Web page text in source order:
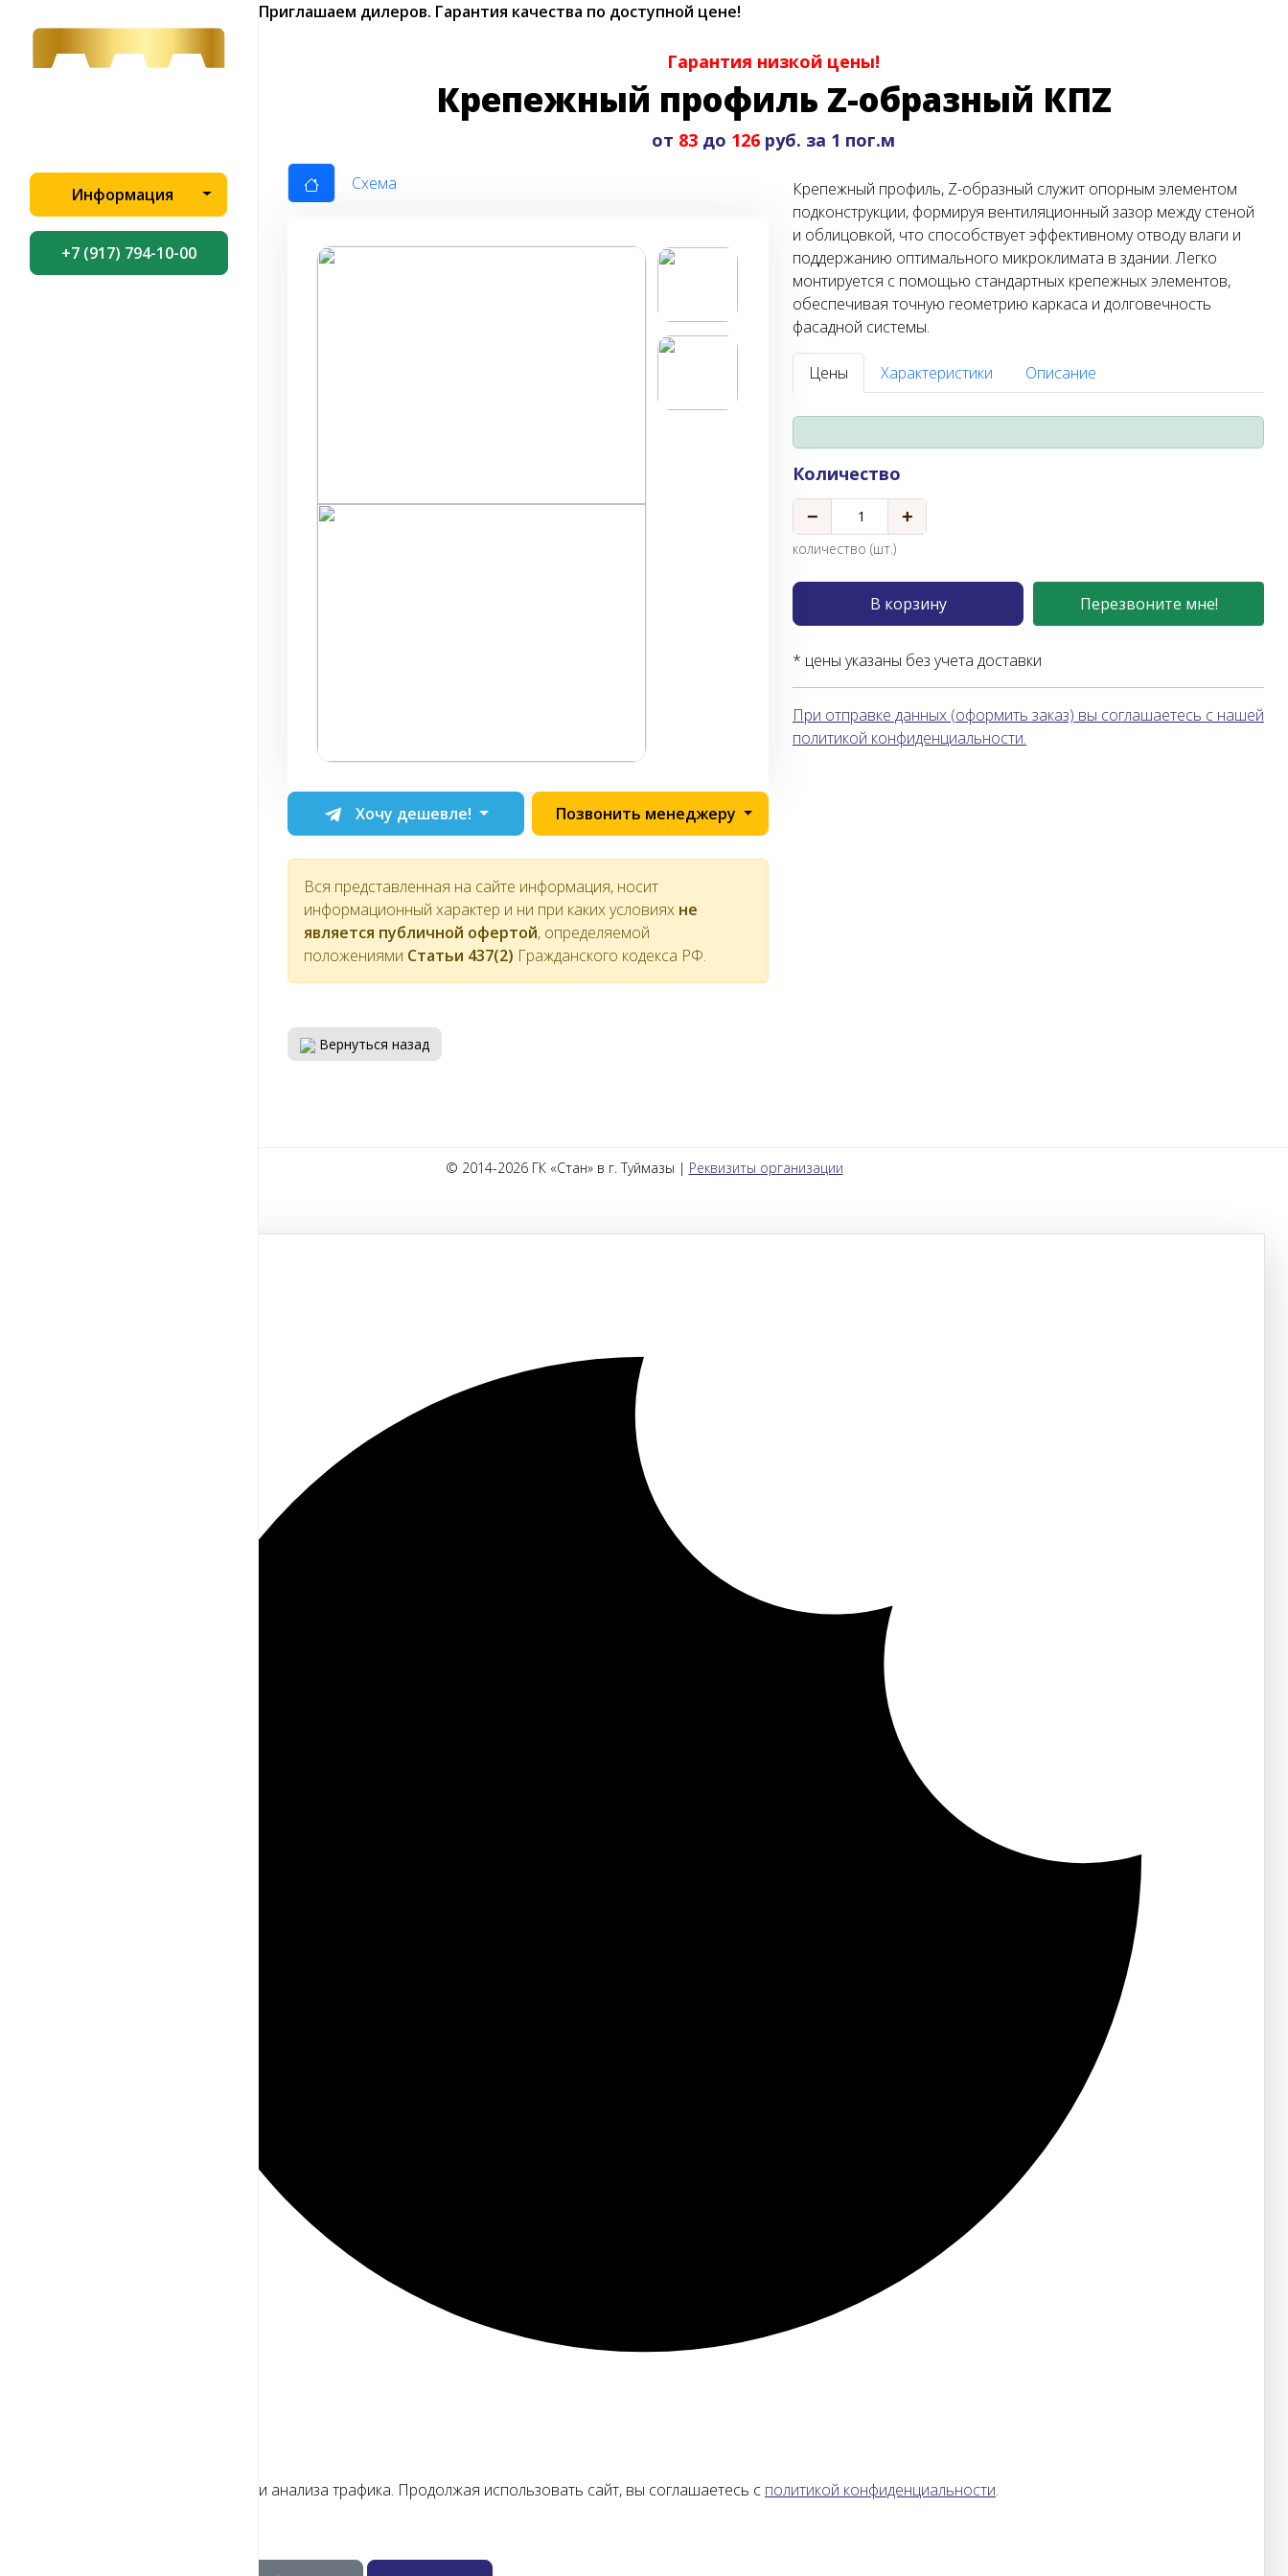
Приглашаем дилеров. Гарантия качества по доступной цене!
Информация
+7 (917) 794-10-00
Гарантия низкой цены!
Крепежный профиль Z-образный КПZ
от 83 до 126 руб. за 1 пог.м
Схема
Хочу дешевле! Позвонить менеджеру
Вся представленная на сайте информация, носит
информационный характер и ни при каких условиях не
является публичной офертой, определяемой
положениями Статьи 437(2) Гражданского кодекса РФ.
Крепежный профиль, Z-образный служит опорным элементом
подконструкции, формируя вентиляционный зазор между стеной
и облицовкой, что способствует эффективному отводу влаги и
поддержанию оптимального микроклимата в здании. Легко
монтируется с помощью стандартных крепежных элементов,
обеспечивая точную геометрию каркаса и долговечность
фасадной системы.
Цены Характеристики Описание
Количество
− +
количество (шт.)
В корзину Перезвоните мне!
* цены указаны без учета доставки
При отправке данных (оформить заказ) вы соглашаетесь с нашей
политикой конфиденциальности.
Вернуться назад
© 2014-2026 ГК «Стан» в г. Туймазы | Реквизиты организации
Для улучшения работы сайта и анализа трафика. Продолжая использовать сайт, вы соглашаетесь с политикой конфиденциальности.